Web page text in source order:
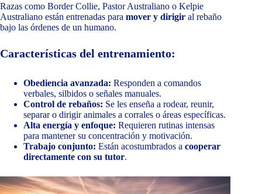
Razas como Border Collie, Pastor Australiano o Kelpie
Australiano están entrenadas para mover y dirigir al rebaño
bajo las órdenes de un humano.
Características del entrenamiento:
Obediencia avanzada: Responden a comandos
verbales, silbidos o señales manuales.
Control de rebaños: Se les enseña a rodear, reunir,
separar o dirigir animales a corrales o áreas específicas.
Alta energía y enfoque: Requieren rutinas intensas
para mantener su concentración y motivación.
Trabajo conjunto: Están acostumbrados a cooperar
directamente con su tutor.